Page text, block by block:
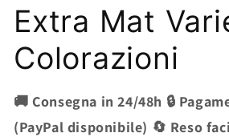
Extra Mat
Colorazioni
🚚 Consegna in 24/48h 🔒
(PayPal disponibile) 🔄 Reso